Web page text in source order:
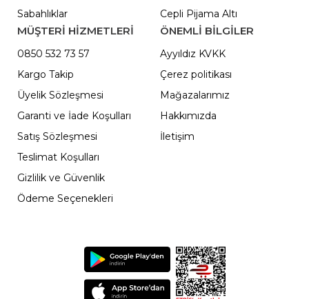
Sabahlıklar
Cepli Pijama Altı
MÜŞTERİ HİZMETLERİ
0850 532 73 57
Kargo Takip
Üyelik Sözleşmesi
Garanti ve İade Koşulları
Satış Sözleşmesi
Teslimat Koşulları
Gizlilik ve Güvenlik
Ödeme Seçenekleri
ÖNEMLI BILGILER
Ayyıldız KVKK
Çerez politikası
Mağazalarımız
Hakkımızda
İletişim